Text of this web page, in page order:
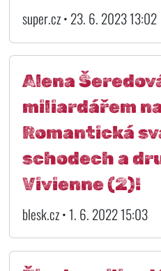
super.cz • 23. 6. 2023 13:02
Alena
miliardářem
Romantická
schodech a
Vivienne (2)!
blesk.cz • 1. 6. 2022 15:03